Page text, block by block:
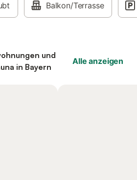
Balkon/Terrasse
und
in Bayern
Alle anzeigen